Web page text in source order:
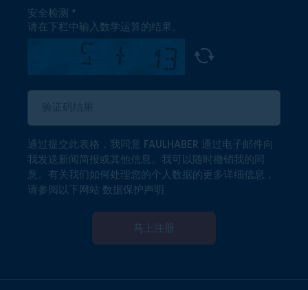
安全检测
请在下栏中输入数学运算的结果。
通过提交此表格，我同意 FAULHABER 通过电子邮件向
我发送新闻简报或其他信息。我可以随时撤销我的同
意。有关我们如何处理您的个人数据的更多详细信息，
请参阅以下网站 数据保护声明
马上注册